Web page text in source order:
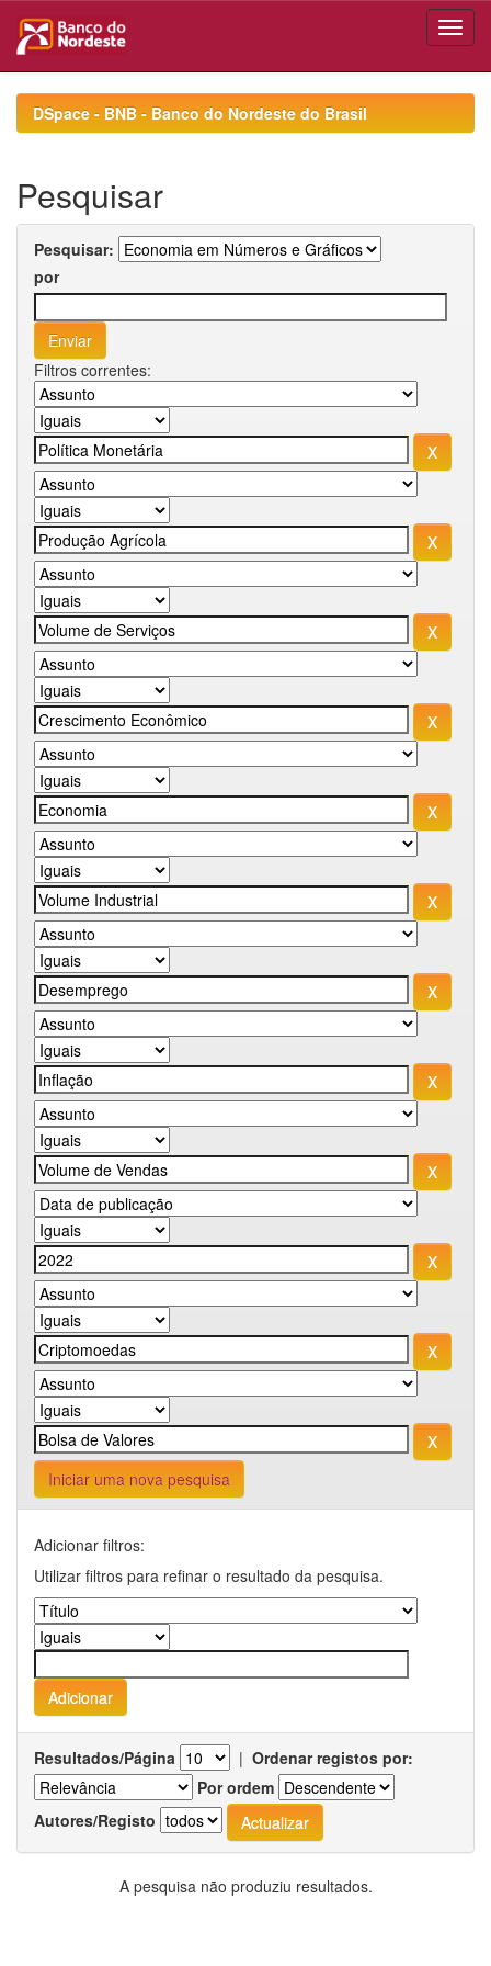
navigationDSpace - BNB - Banco do Nordeste do Brasil
Pesquisar
Pesquisar:
por
Filtros correntes:
Iniciar uma nova pesquisa
Adicionar filtros:
Utilizar filtros para refinar o resultado da pesquisa.
Resultados/Página | Ordenar registos por:
Por ordem
Autores/Registo
A pesquisa não produziu resultados.